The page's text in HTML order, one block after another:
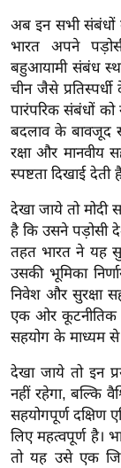
i
n
g
N
e
w
s
इ
फ
स्टा
इ
ल
टे
क्नॉ
लॉ
जी
ब्यू
टी
अब इन सभी संबंधों
भारत अपने
बहुआयामी संबंध
चीन जैसे
पारंपरिक संबंधों
बदलाव के बावजूद
रक्षा और मानवीय
स्पष्टता दिखाई देती
देखा जाये तो मोदी
है कि उसने पड़ोसी
तहत भारत ने यह
उसकी भूमिका
निवेश और सुरक्षा
एक ओर कूटनीतिक
सहयोग के माध्यम से
देखा जाये तो इन
नहीं रहेगा, बल्कि
सहयोगपूर्ण दक्षिण
लिए महत्वपूर्ण है।
तो यह उसे एक